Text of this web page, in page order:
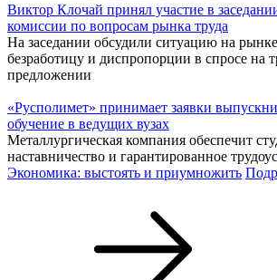
Виктор Клочай принял участие в
комиссии по вопросам рынка труда
На заседании обсудили ситуацию на
безработицу и диспропорции в спросе на
предложении